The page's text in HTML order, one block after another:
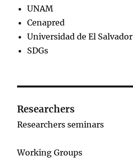
UNAM
Cenapred
Universidad de El Salvador
SDGs
Researchers
Researchers seminars
Working Groups